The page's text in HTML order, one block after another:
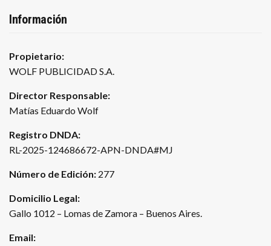
Información
Propietario:
WOLF PUBLICIDAD S.A.
Director Responsable:
Matías Eduardo Wolf
Registro DNDA:
RL-2025-124686672-APN-DNDA#MJ
Número de Edición: 277
Domicilio Legal:
Gallo 1012 – Lomas de Zamora – Buenos Aires.
Email: